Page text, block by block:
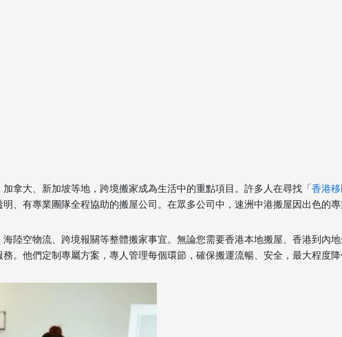
拿大、新加坡等地，跨境搬家成為生活中的重點項目。許多人在尋找「香港
、有專業團隊全程協助的搬屋公司。在眾多公司中，速洲中港搬屋因出色的
陸空物流、跨境報關等整體搬家事宜。無論您需要香港本地搬屋、香港到內
。他們定制專屬方案，專人管理每個環節，確保搬運流暢、安全，最大程度